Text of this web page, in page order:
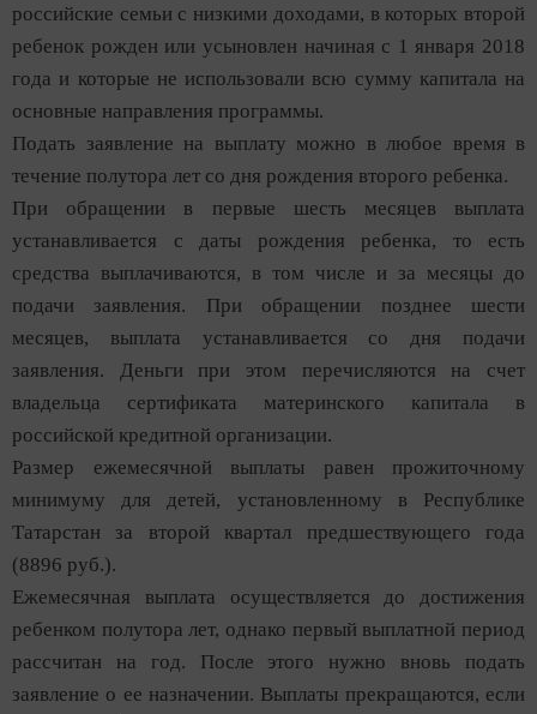
российские семьи с низкими доходами, в которых второй
ребенок рожден или усыновлен начиная с 1 января 2018
года и которые не использовали всю сумму капитала на
основные направления программы.
Подать заявление на выплату можно в любое время в
течение полутора лет со дня рождения второго ребенка.
При обращении в первые шесть месяцев выплата
устанавливается с даты рождения ребенка, то есть
средства выплачиваются, в том числе и за месяцы до
подачи заявления. При обращении позднее шести
месяцев, выплата устанавливается со дня подачи
заявления. Деньги при этом перечисляются на счет
владельца сертификата материнского капитала в
российской кредитной организации.
Размер ежемесячной выплаты равен прожиточному
минимуму для детей, установленному в Республике
Татарстан за второй квартал предшествующего года
(8896 руб.).
Ежемесячная выплата осуществляется до достижения
ребенком полутора лет, однако первый выплатной период
рассчитан на год. После этого нужно вновь подать
заявление о ее назначении. Выплаты прекращаются, если